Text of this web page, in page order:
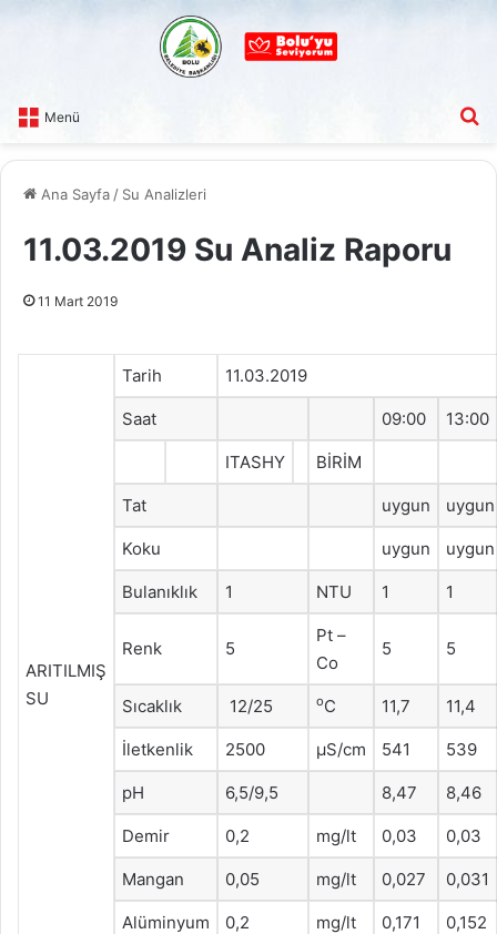
Menü
Ana Sayfa / Su Analizleri
11.03.2019 Su Analiz Raporu
11 Mart 2019
ARITILMIŞ
SU
Tarih 11.03.2019
Saat 09:00 13:00
ITASHY BİRİM
Tat uygun uygun
Koku uygun uygun
Bulanıklık 1 NTU 1 1
Renk 5
Pt –
Co
5 5
Sıcaklık 12/25 oC 11,7 11,4
İletkenlik 2500 μS/cm 541 539
pH 6,5/9,5 8,47 8,46
Demir 0,2 mg/lt 0,03 0,03
Mangan 0,05 mg/lt 0,027 0,031
Alüminyum 0,2 mg/lt 0,171 0,152